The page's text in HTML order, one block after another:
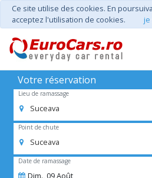
Ce site utilise des cookies. En
acceptez l'utilisation de cookies.
Votre réservation
Lieu de ramassage
Suceava
Point de chute
Suceava
Date de ramassage
Dim.,09Août